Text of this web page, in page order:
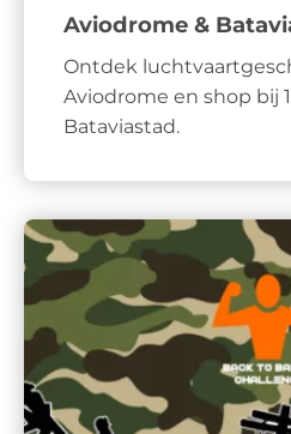
Aviodrome &
Ontdek
Aviodrome en shop bij
Bataviastad.